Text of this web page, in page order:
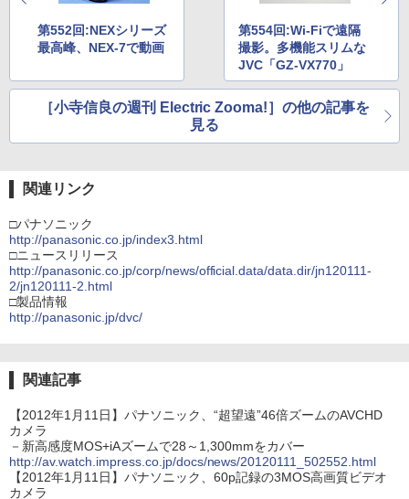
第552回:NEXシリーズ
最高峰、NEX-7で動画
第554回:Wi-Fiで遠隔
撮影。多機能スリムな
JVC「GZ-VX770」
［小寺信良の週刊 Electric Zooma!］の他の記事を
見る
関連リンク
□パナソニック
http://panasonic.co.jp/index3.html
□ニュースリリース
http://panasonic.co.jp/corp/news/official.data/data.dir/jn120111-
2/jn120111-2.html
□製品情報
http://panasonic.jp/dvc/
関連記事
【2012年1月11日】パナソニック、“超望遠”46倍ズームのAVCHD
カメラ
－新高感度MOS+iAズームで28～1,300mmをカバー
http://av.watch.impress.co.jp/docs/news/20120111_502552.html
【2012年1月11日】パナソニック、60p記録の3MOS高画質ビデオ
カメラ